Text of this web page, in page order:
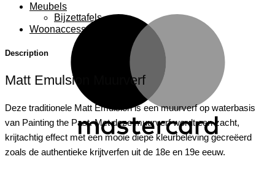
Meubels
Bijzettafels
Woonaccessoires
Description
Matt Emulsion Muurverf
Deze traditionele Matt Emulsion is een muurverf op waterbasis
van Painting the Past. Met deze muurverf wordt een zacht,
krijtachtig effect met een mooie diepe kleurbeleving gecreëerd
zoals de authentieke krijtverfen uit de 18e en 19e eeuw.